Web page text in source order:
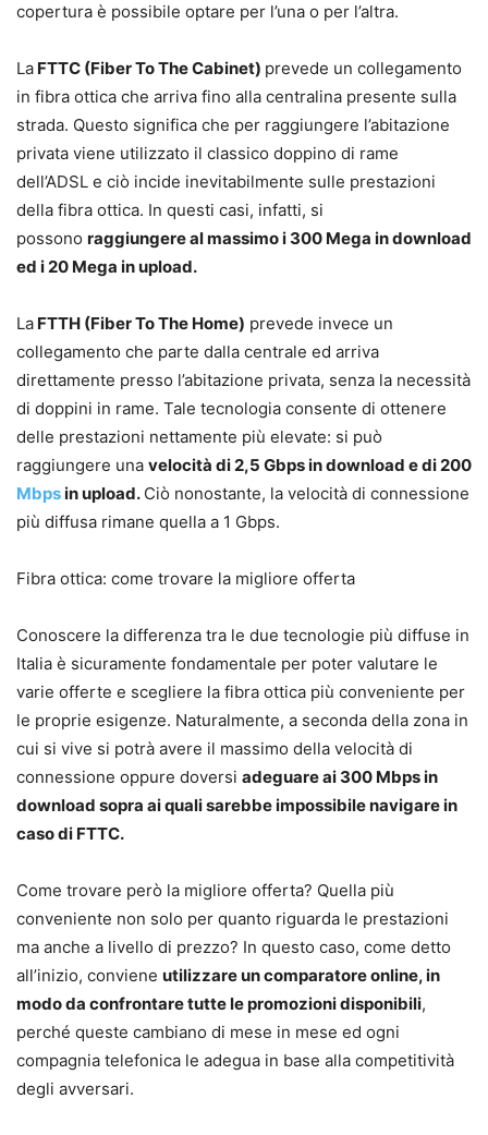
copertura è possibile optare per l’una o per l’altra.
La FTTC (Fiber To The Cabinet) prevede un collegamento
in fibra ottica che arriva fino alla centralina presente sulla
strada. Questo significa che per raggiungere l’abitazione
privata viene utilizzato il classico doppino di rame
dell’ADSL e ciò incide inevitabilmente sulle prestazioni
della fibra ottica. In questi casi, infatti, si
possono raggiungere al massimo i 300 Mega in download
ed i 20 Mega in upload.
La FTTH (Fiber To The Home) prevede invece un
collegamento che parte dalla centrale ed arriva
direttamente presso l’abitazione privata, senza la necessità
di doppini in rame. Tale tecnologia consente di ottenere
delle prestazioni nettamente più elevate: si può
raggiungere una velocità di 2,5 Gbps in download e di 200
Mbpsin upload. Ciò nonostante, la velocità di connessione
più diffusa rimane quella a 1 Gbps.
Fibra ottica: come trovare la migliore offerta
Conoscere la differenza tra le due tecnologie più diffuse in
Italia è sicuramente fondamentale per poter valutare le
varie offerte e scegliere la fibra ottica più conveniente per
le proprie esigenze. Naturalmente, a seconda della zona in
cui si vive si potrà avere il massimo della velocità di
connessione oppure doversi adeguare ai 300 Mbps in
download sopra ai quali sarebbe impossibile navigare in
caso di FTTC.
Come trovare però la migliore offerta? Quella più
conveniente non solo per quanto riguarda le prestazioni
ma anche a livello di prezzo? In questo caso, come detto
all’inizio, conviene utilizzare un comparatore online, in
modo da confrontare tutte le promozioni disponibili,
perché queste cambiano di mese in mese ed ogni
compagnia telefonica le adegua in base alla competitività
degli avversari.